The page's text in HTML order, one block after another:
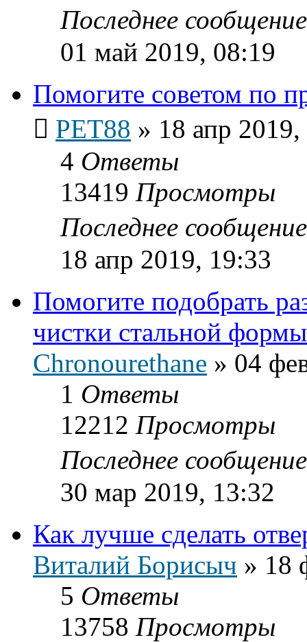
Последнее
01 май 2019, 08:19
Помогите советом по
PET88 » 18 апр
4 Ответы
13419 Просмотры
Последнее
18 апр 2019, 19:33
Помогите подобрать
чистки стальной формы
Chronourethane » 04
1 Ответы
12212 Просмотры
Последнее
30 мар 2019, 13:32
Как лучше сделать
Виталий Борисыч » 18
5 Ответы
13758 Просмотры